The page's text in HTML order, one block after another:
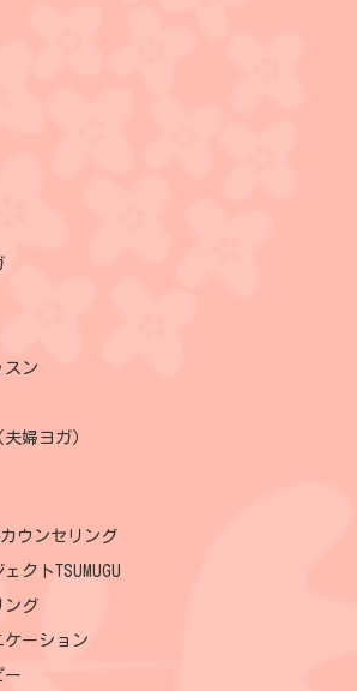
スン
婦ヨガ）
ウンセリング
クトTSUMUGU
ング
ケーション
ー